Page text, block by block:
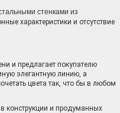
стенками из
характеристики и отсутствие
и предлагает покупателю
элегантную линию, а
цвета так, что бы в любом
конструкции и продуманных